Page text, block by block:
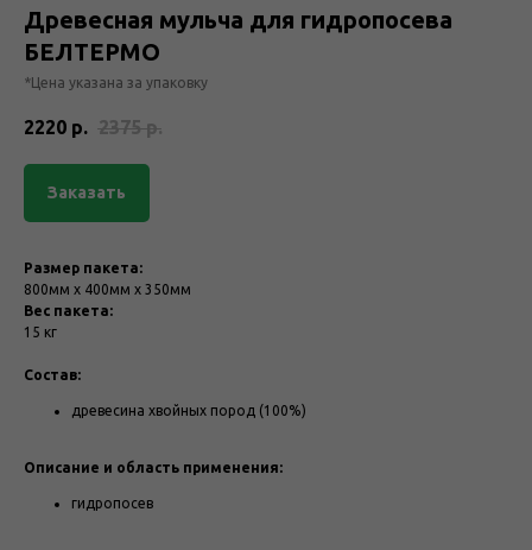
Древесная мульча для гидропосева
БЕЛТЕРМО
*Цена указана за упаковку
2220 р. 2375 р.
Заказать
Размер пакета:
800мм х 400мм х 350мм
Вес пакета:
15 кг
Состав:
древесина хвойных пород (100%)
Описание и область применения:
гидропосев